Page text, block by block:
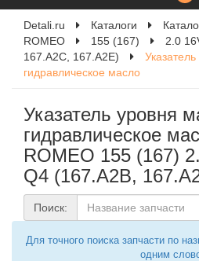
Detali.ru Каталоги
ROMEO
155 (167)
2.0
167.A2C, 167.A2E)
гидравлическое масло
Указатель уровня
гидравлическое
ROMEO 155 (167)
Q4 (167.A2B,
Поиск:
Для точного поиска запчасти по
одним